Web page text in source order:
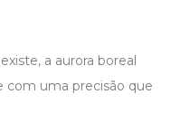
a aurora boreal
com uma precisão que